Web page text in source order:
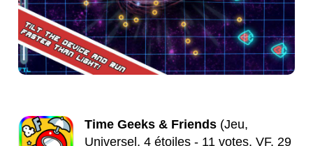
Time Geeks & Friends (Jeu,
Universel, 4 étoiles - 11 votes, VF, 29